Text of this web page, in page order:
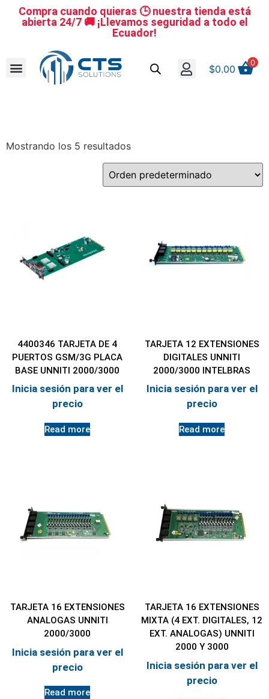
Compra cuando quieras 🕒 nuestra tienda está
abierta 24/7 🚚 ¡Llevamos seguridad a todo el
Ecuador!
$0.00
0
Mostrando los 5 resultados
4400346 TARJETA DE 4
PUERTOS GSM/3G PLACA
BASE UNNITI 2000/3000
Inicia sesión para ver el
precio
Read more
TARJETA 12 EXTENSIONES
DIGITALES UNNITI
2000/3000 INTELBRAS
Inicia sesión para ver el
precio
Read more
TARJETA 16 EXTENSIONES
ANALOGAS UNNITI
2000/3000
Inicia sesión para ver el
precio
Read more
TARJETA 16 EXTENSIONES
MIXTA (4 EXT. DIGITALES, 12
EXT. ANALOGAS) UNNITI
2000 Y 3000
Inicia sesión para ver el
precio